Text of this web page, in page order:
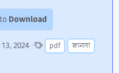
Download
13, 2024
T
a
pdf
জানাযা